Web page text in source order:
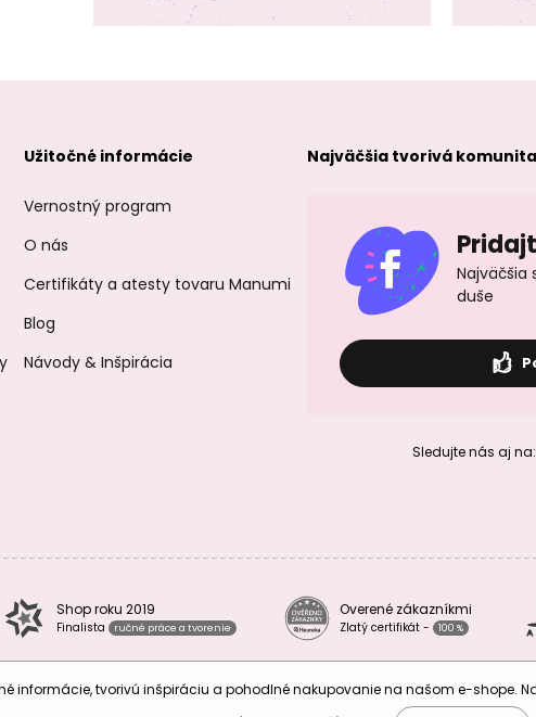
Užitočné informácie
Vernostný program
O nás
Certifikáty a atesty tovaru Manumi
Blog
Návody & Inšpirácia
Najväčšia tvorivá komunita
Najväčšia
duše
Sledujte nás aj na:
Shop roku 2019
Finalista ručné práce a tvorenie
Overené zákazníkmi
Zlatý certifikát - 100 %
informácie, tvorivú inšpiráciu a pohodlné nakupovanie na našom e-shope.